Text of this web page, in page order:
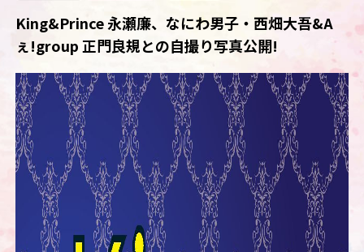
King&Prince 永瀬廉、なにわ男子・西畑大吾&A
ぇ!group 正門良規との自撮り写真公開!